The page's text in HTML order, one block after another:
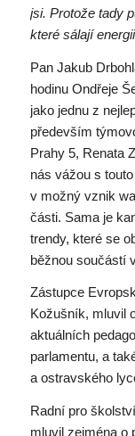
jsi. Protože tady
které sálají
Pan Jakub
hodinu Ondřeje
jako jednu z
především
Prahy 5, Renata
nás vážou s
v možný vznik
části. Sama je
trendy, které se
běžnou součástí
Zástupce
Kožušník, mluvil
aktuálních
parlamentu, a
a ostravského
Radní pro
mluvil zejména o